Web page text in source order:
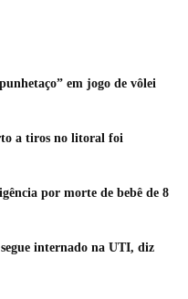
em jogo de vôlei
a tiros no litoral foi
por morte de bebê de 8
internado na UTI, diz